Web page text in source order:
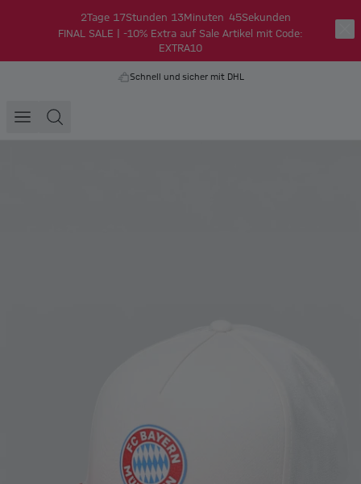
2Tage 17Stunden 13 Minuten 45Sekunden
FINAL SALE | -10% Extra auf Sale Artikel mit Code:
EXTRA10
Schnell und sicher mit DHL